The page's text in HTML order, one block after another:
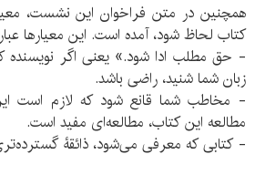
همچنین در متن فراخوان این نشست،
کتاب لحاظ شود، آمده است. این معیارها
- حق مطلب ادا شود.» یعنی اگر نویسنده
زبان شما شنید، راضی باشد.
- مخاطب شما قانع شود که لازم است
مطالعه این کتاب، مطالعه‌ای مفید است.
- کتابی که معرفی می‌شود، ذائقۀ